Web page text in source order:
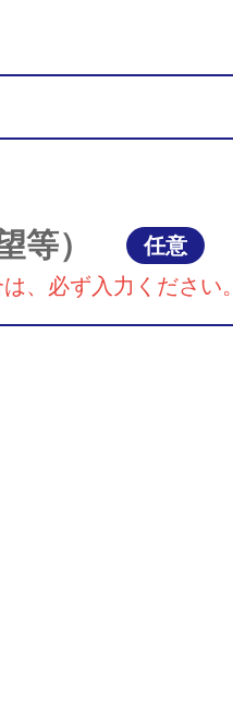
等）
任意
、必ず入力ください。